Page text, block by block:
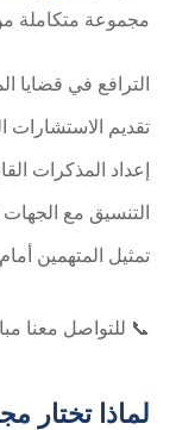
مجموعة متكاملة
الترافع في قضايا
تقديم الاستشارات
إعداد المذكرات
التنسيق مع الجهات
تمثيل المتهمين
📞 للتواصل معنا مباشرة:
لماذا تختار